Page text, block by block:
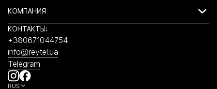
КОМПАНИЯ
КОНТАКТЫ:
+380671044754
info@reytel.ua
Telegram
RUS